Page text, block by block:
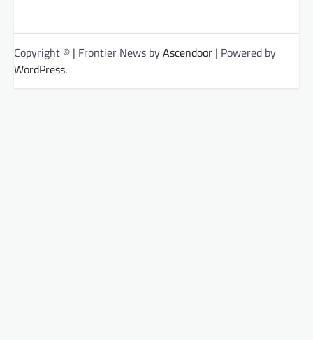
Copyright © | Frontier News byAscendoor | Powered by
WordPress.